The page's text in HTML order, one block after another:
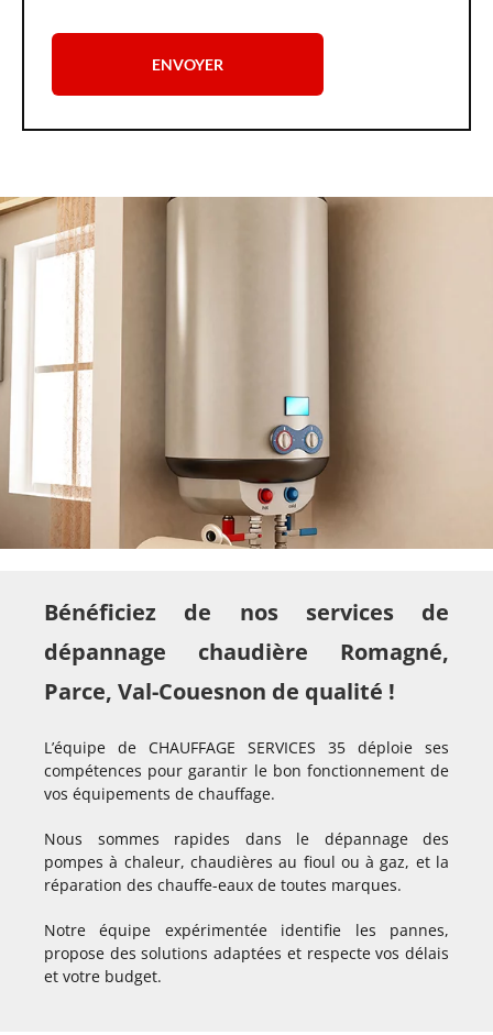
Bénéficiez de nos services de
dépannage chaudière Romagné,
Parce, Val-Couesnon de qualité !
L’équipe de CHAUFFAGE SERVICES 35 déploie ses
compétences pour garantir le bon fonctionnement de
vos équipements de chauffage.
Nous sommes rapides dans le dépannage des
pompes à chaleur, chaudières au fioul ou à gaz, et la
réparation des chauffe-eaux de toutes marques.
Notre équipe expérimentée identifie les pannes,
propose des solutions adaptées et respecte vos délais
et votre budget.